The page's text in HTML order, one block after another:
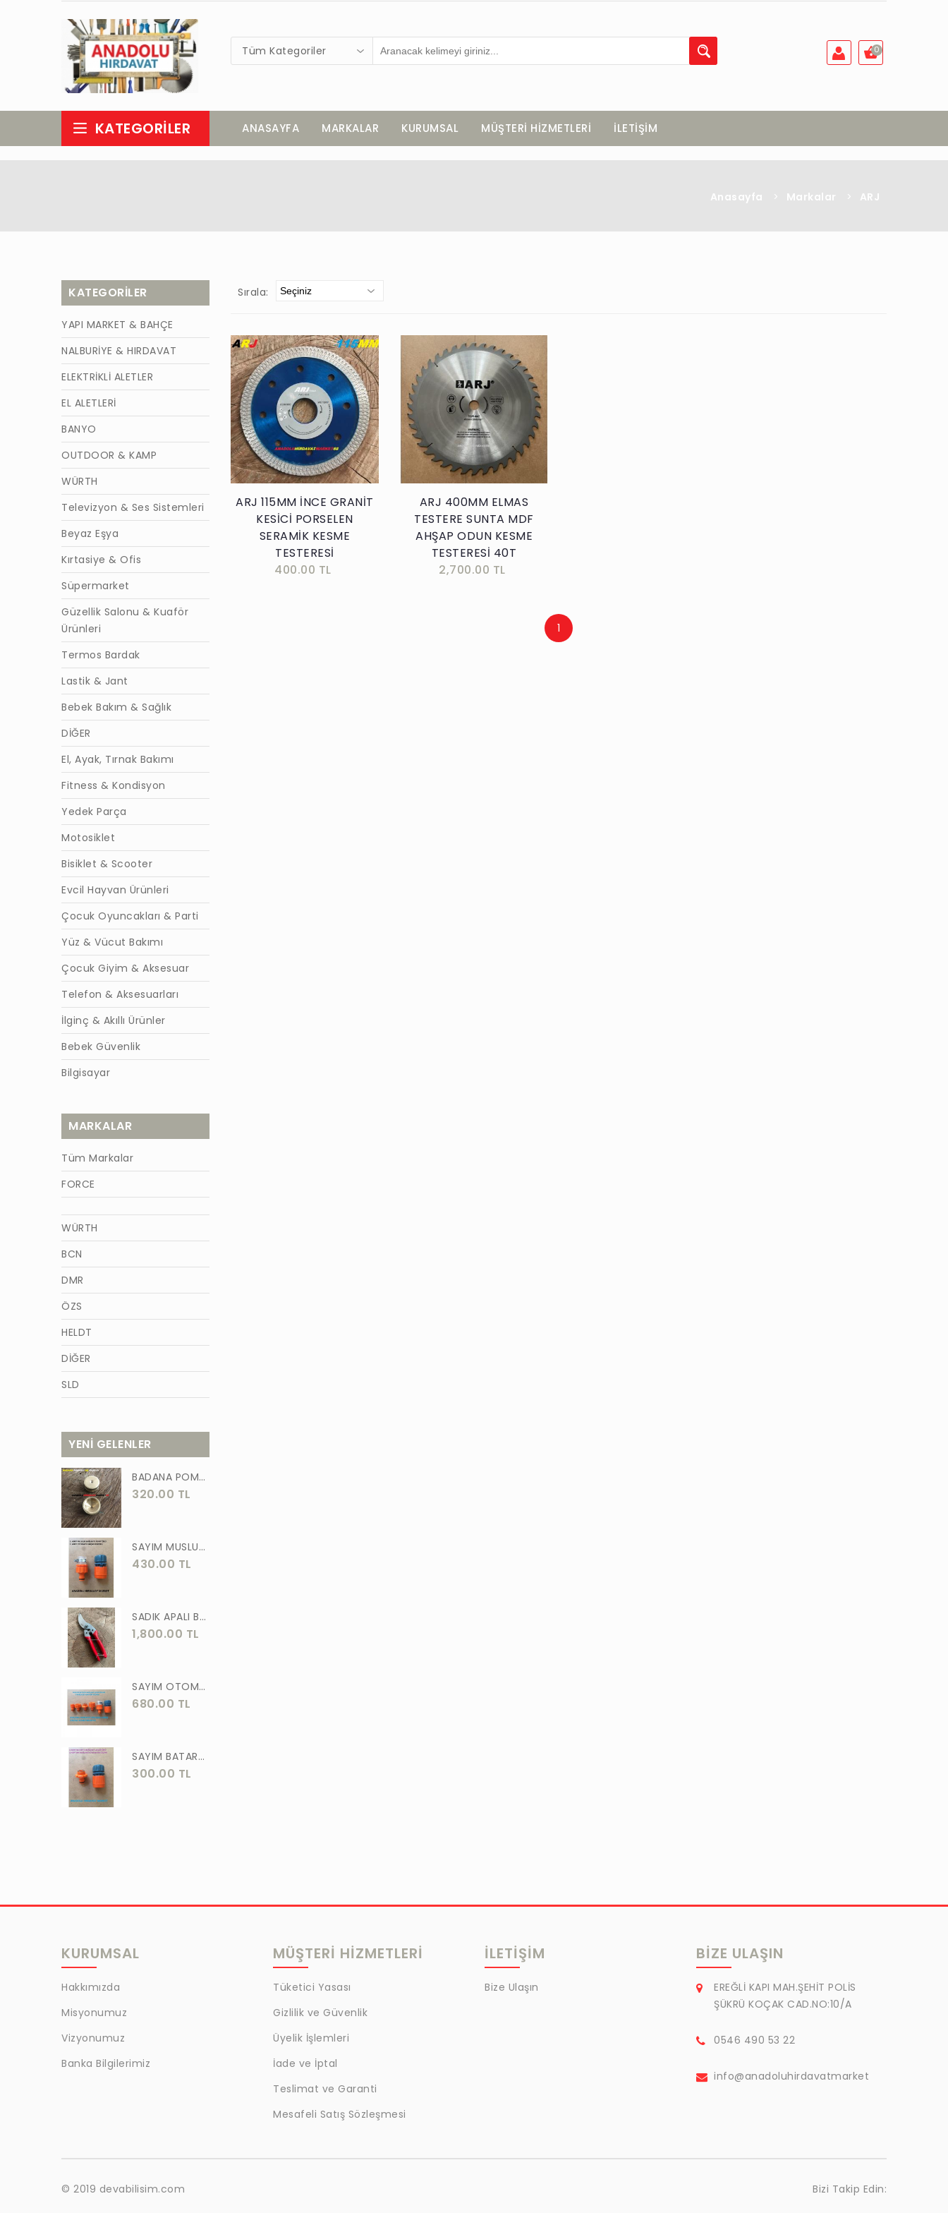
Tüm Kategoriler 0
KATEGORILER ANASAYFA MARKALAR KURUMSAL MÜŞTERİ HİZMETLERİ İLETİŞİM
Anasayfa > Markalar > ARJ
KATEGORILER
YAPI MARKET & BAHÇE
NALBURİYE & HIRDAVAT
ELEKTRİKLİ ALETLER
EL ALETLERİ
BANYO
OUTDOOR & KAMP
WÜRTH
Televizyon & Ses Sistemleri
Beyaz Eşya
Kırtasiye & Ofis
Süpermarket
Güzellik Salonu & Kuaför
Ürünleri
Termos Bardak
Lastik & Jant
Bebek Bakım & Sağlık
DİĞER
El, Ayak, Tırnak Bakımı
Fitness & Kondisyon
Yedek Parça
Motosiklet
Bisiklet & Scooter
Evcil Hayvan Ürünleri
Çocuk Oyuncakları & Parti
Yüz & Vücut Bakımı
Çocuk Giyim & Aksesuar
Telefon & Aksesuarları
İlginç & Akıllı Ürünler
Bebek Güvenlik
Bilgisayar
MARKALAR
Tüm Markalar
FORCE
WÜRTH
BCN
DMR
ÖZS
HELDT
DİĞER
SLD
TİĞON
WACKER
GÜNER
ÖRS
FORGED
ASLAN
MEŞEM
AKGÜN
MOTİP
STR
ERKUL
ÖZTUTAR
DEKOR
TUDOR
MRC
BİLKAT
BHD
EGM
MYCRAFT
WRT
BEST
YENİ GELENLER
BADANA POMPA UCU PİRİNÇ BADANA POMPASI YAYLI BAŞLIK UÇ 1 ADET
320.00 TL
SAYIM MUSLUK BAĞLANTI ADAPTÖRÜ VE OTOMATİK 2 Lİ SET ADAPTÖR
430.00 TL
SADIK APALI BAĞ BUDAMA MAKASI BİTKİ BUDAMA MAKASI EL YAPIMI
1,800.00 TL
SAYIM OTOMATİK MUSLUK VE BATARYA BAGLANTI ADAPTÖRÜ 6 PARÇA SET
680.00 TL
SAYIM BATARYA BAĞLANTI ADAPTÖRÜ OTOMATİK BATARYA BAGLANTISI 2 Lİ
300.00 TL
Sırala:
Sepete Ekle
ARJ 115MM İNCE GRANİT
KESİCİ PORSELEN
SERAMİK KESME
TESTERESİ
400.00 TL
Sepete Ekle
ARJ 400MM ELMAS
TESTERE SUNTA MDF
AHŞAP ODUN KESME
TESTERESİ 40T
2,700.00 TL
1
KURUMSAL
Hakkımızda
Misyonumuz
Vizyonumuz
Banka Bilgilerimiz
MÜŞTERİ HİZMETLERİ
Tüketici Yasası
Gizlilik ve Güvenlik
Üyelik İşlemleri
İade ve İptal
Teslimat ve Garanti
Mesafeli Satış Sözleşmesi
İLETİŞİM
Bize Ulaşın
BIZE ULAŞIN
EREĞLİ KAPI MAH.ŞEHİT POLİS
ŞÜKRÜ KOÇAK CAD.NO:10/A
0546 490 53 22
info@anadoluhirdavatmarket
© 2019 devabilisim.com Bizi Takip Edin: